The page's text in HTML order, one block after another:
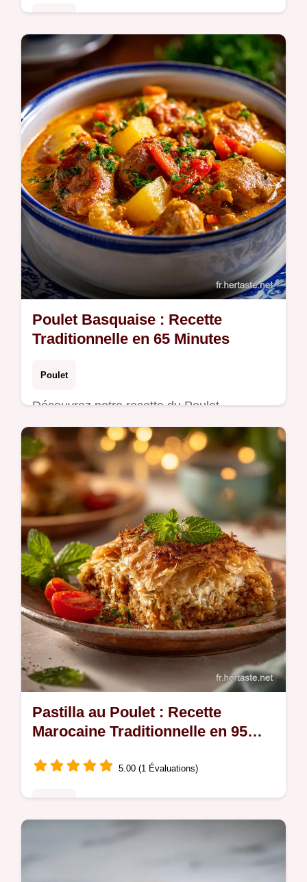
Réussissez vos Cuisses de poulet au four
avec une peau croustillante et une chair
fondante. Guide étape par étape avec
temps de cuisson précis. Prêt en 75 min.
Poulet Basquaise : Recette
Traditionnelle en 65 Minutes
Poulet
Découvrez notre recette du Poulet
Basquaise traditionnel, mijoté aux poivrons
et tomates. Inclut un guide de cuisson
précis pour une viande tendre.
Pastilla au Poulet : Recette
Marocaine Traditionnelle en 95
5.00 (1 Évaluations)
Découvrez notre recette de Pastilla au
poulet marocaine. Un équilibre parfait entre